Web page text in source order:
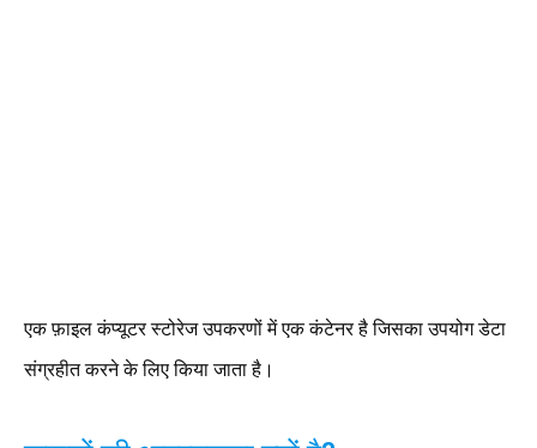
एक फ़ाइल कंप्यूटर स्टोरेज उपकरणों में एक कंटेनर है जिसका उपयोग डेटा
संग्रहीत करने के लिए किया जाता है।